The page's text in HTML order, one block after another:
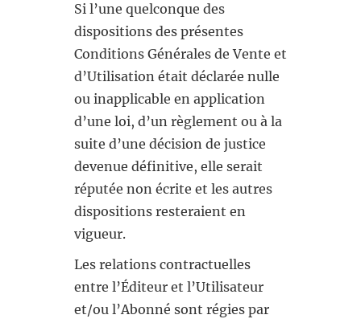
Si l’une quelconque des
dispositions des présentes
Conditions Générales de Vente et
d’Utilisation était déclarée nulle
ou inapplicable en application
d’une loi, d’un règlement ou à la
suite d’une décision de justice
devenue définitive, elle serait
réputée non écrite et les autres
dispositions resteraient en
vigueur.
Les relations contractuelles
entre l’Éditeur et l’Utilisateur
et/ou l’Abonné sont régies par